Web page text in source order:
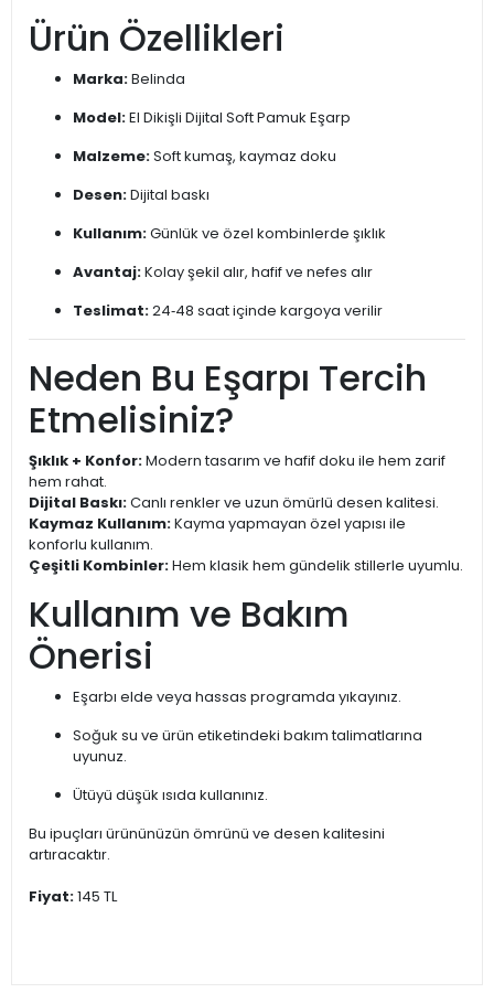
Ürün Özellikleri
Marka:Belinda
Model:El Dikişli Dijital Soft Pamuk Eşarp
Malzeme:Soft kumaş, kaymaz doku
Desen:Dijital baskı
Kullanım:Günlük ve özel kombinlerde şıklık
Avantaj:Kolay şekil alır, hafif ve nefes alır
Teslimat:24‑48 saat içinde kargoya verilir
Neden Bu Eşarpı Tercih
Etmelisiniz?
Şıklık + Konfor:Modern tasarım ve hafif doku ile hem zarif
hem rahat.
Dijital Baskı:Canlı renkler ve uzun ömürlü desen kalitesi.
Kaymaz Kullanım:Kayma yapmayan özel yapısı ile
konforlu kullanım.
Çeşitli Kombinler:Hem klasik hem gündelik stillerle uyumlu.
Kullanım ve Bakım
Önerisi
Eşarbı elde veya hassas programda yıkayınız.
Soğuk su ve ürün etiketindeki bakım talimatlarına
uyunuz.
Ütüyü düşük ısıda kullanınız.
Bu ipuçları ürününüzün ömrünü ve desen kalitesini
artıracaktır.
Fiyat:145 TL